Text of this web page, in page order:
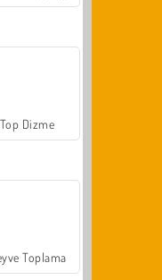
Top Dizme
Toplama